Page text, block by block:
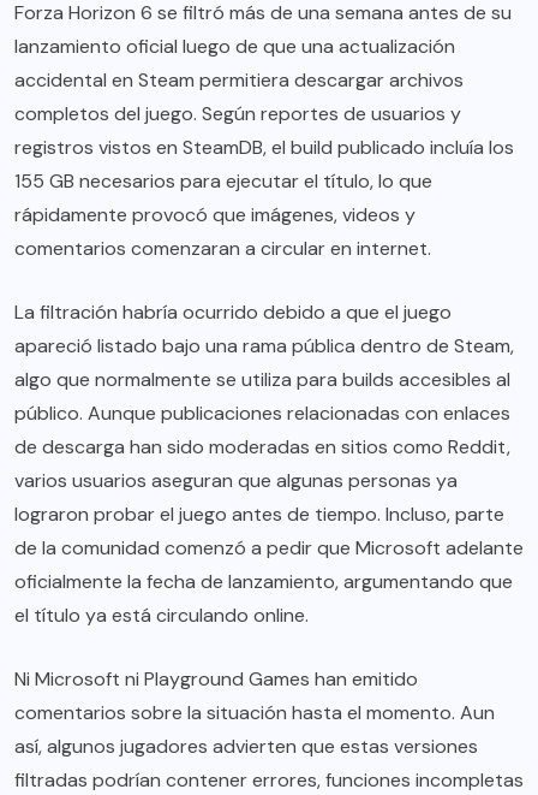
Forza Horizon 6 se filtró más de una semana antes de su
lanzamiento oficial luego de que una actualización
accidental en Steam permitiera descargar archivos
completos del juego. Según reportes de usuarios y
registros vistos en SteamDB, el build publicado incluía los
155 GB necesarios para ejecutar el título, lo que
rápidamente provocó que imágenes, videos y
comentarios comenzaran a circular en internet.
La filtración habría ocurrido debido a que el juego
apareció listado bajo una rama pública dentro de Steam,
algo que normalmente se utiliza para builds accesibles al
público. Aunque publicaciones relacionadas con enlaces
de descarga han sido moderadas en sitios como Reddit,
varios usuarios aseguran que algunas personas ya
lograron probar el juego antes de tiempo. Incluso, parte
de la comunidad comenzó a pedir que Microsoft adelante
oficialmente la fecha de lanzamiento, argumentando que
el título ya está circulando online.
Ni Microsoft ni Playground Games han emitido
comentarios sobre la situación hasta el momento. Aun
así, algunos jugadores advierten que estas versiones
filtradas podrían contener errores, funciones incompletas